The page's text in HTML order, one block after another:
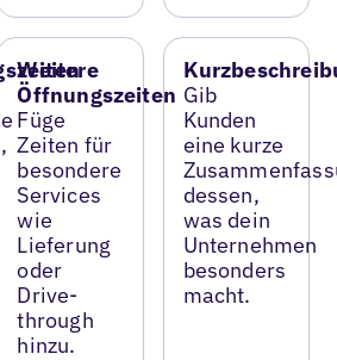
Weitere
Öffnungszeiten
Füge
Zeiten für
besondere
Services
wie
Lieferung
oder
Drive-
through
hinzu.
Gib
Kunden
eine kurze
dessen,
was dein
Unternehmen
besonders
macht.